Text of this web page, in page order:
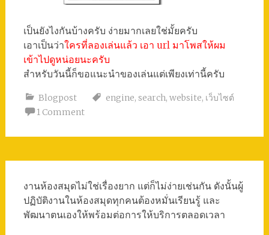
เป็นยังไงกันบ้างครับ ง่ายมากเลยใช่มั้ยครับ
เอาเป็นว่าใครที่ลองเล่นแล้ว เอา url มาโพสให้ผม
เข้าไปดูหน่อยนะครับ
สำหรับวันนี้ก็ขอแนะนำของเล่นแต่เพียงเท่านี้ครับ
Blogpost engine, search, website, เว็บไซต์
1 Comment
งานห้องสมุดไม่ใช่เรื่องยาก แต่ก็ไม่ง่ายเช่นกัน ดังนั้นผู้
ปฏิบัติงานในห้องสมุดทุกคนต้องหมั่นเรียนรู้ และ
พัฒนาตนเองให้พร้อมต่อการให้บริการตลอดเวลา